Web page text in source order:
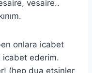
vesaire..
onlara icabet
icabet ederim.
(hep dua etsinler